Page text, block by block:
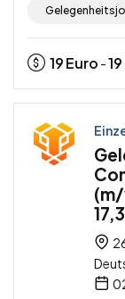
19Euro -19